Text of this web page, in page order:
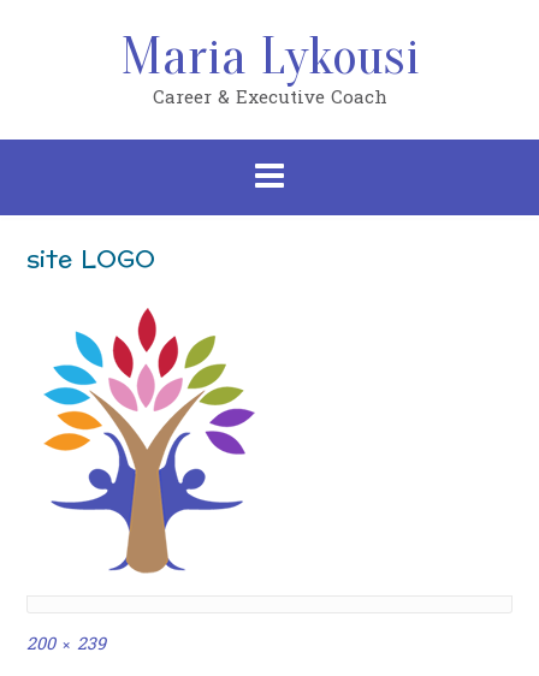
Maria Lykousi
Career & Executive Coach
site LOGO
Full
200 × 239